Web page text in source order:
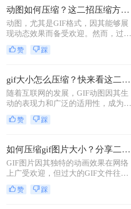
方法。
动图如何压缩？这二招压缩方法值得看！
动图，尤其是GIF格式，因其能够展
现动态效果而备受欢迎。然而，过大
的动图文件可能会占用较多存储空
间，影响网页加载速度。因此，压缩
何压缩呢？本文将介绍两种动图压缩
的方法。
赞 踩
gif大小怎么压缩？快来看这二个高效压缩方法！
随着互联网的发展，GIF动图因其生
动的表现力和广泛的适用性，成为了
社交媒体、网页设计、即时通讯等多
个领域的宠儿。然而，高质量的GIF
仅影响了加载速度，还可能导致上传
失败。因此，学会gif大小怎么压缩，
同时保持良好的视觉效果，显得尤为
重要。本文将详细介绍两种高效的
GIF压缩方法，帮助您轻松应对这一
挑战。
赞 踩
如何压缩gif图片大小？分享二个实用压缩方法！
GIF图片因其独特的动画效果在网络
上广受欢迎，但过大的GIF文件往往
会影响加载速度和用户体验。那么如
何压缩gif图片大小呢？为了优化GIF
赞 踩